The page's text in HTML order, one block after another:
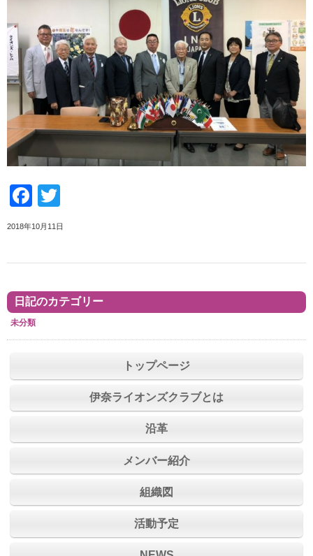
Facebook
2018年10月11日
日記のカテゴリー
未分類
トップページ
伊奈ライオンズクラブとは
沿革
メンバー紹介
組織図
活動予定